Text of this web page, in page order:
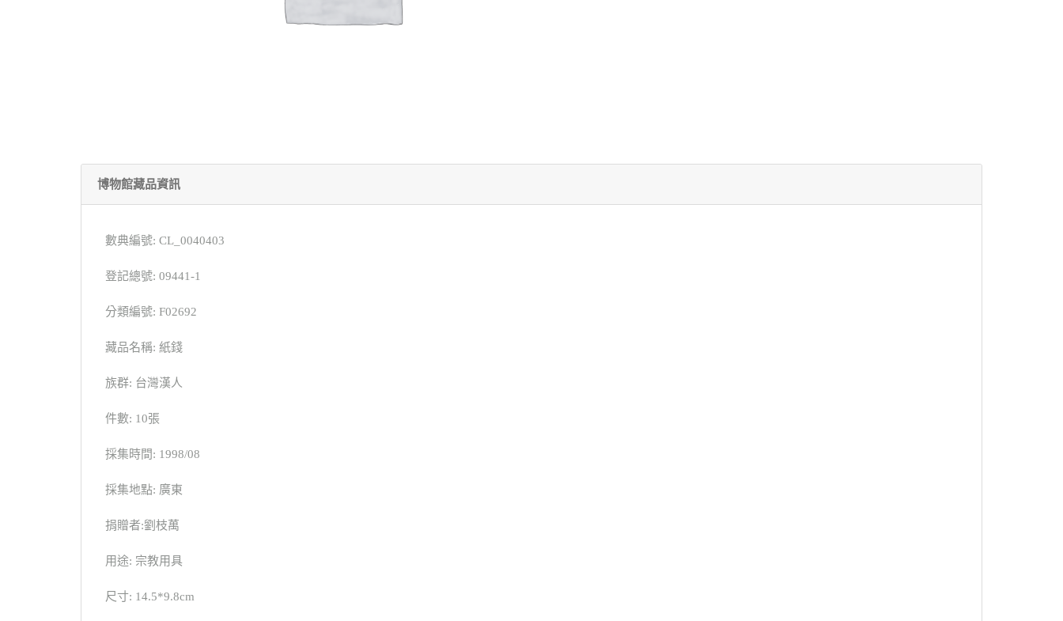
博物館藏品資訊
數典編號: CL_0040403
登記總號: 09441-1
分類編號: F02692
藏品名稱: 紙錢
族群: 台灣漢人
件數: 10張
採集時間: 1998/08
採集地點: 廣東
捐贈者:劉枝萬
用途: 宗教用具
尺寸: 14.5*9.8cm